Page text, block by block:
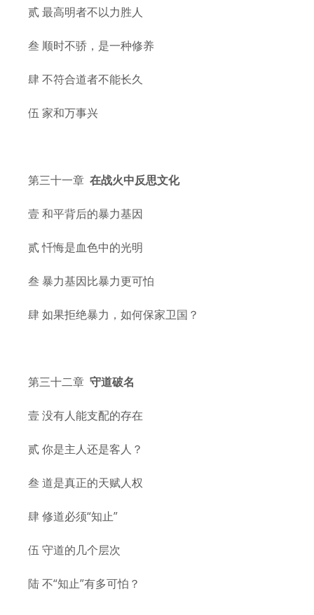
贰 最高明者不以力胜人
叁 顺时不骄，是一种修养
肆 不符合道者不能长久
伍 家和万事兴
第三十一章 在战火中反思文化
壹 和平背后的暴力基因
贰 忏悔是血色中的光明
叁 暴力基因比暴力更可怕
肆 如果拒绝暴力，如何保家卫国？
第三十二章 守道破名
壹 没有人能支配的存在
贰 你是主人还是客人？
叁 道是真正的天赋人权
肆 修道必须“知止”
伍 守道的几个层次
陆 不“知止”有多可怕？